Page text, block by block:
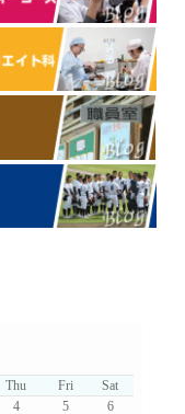
Thu Fri
Sat
4 5
6